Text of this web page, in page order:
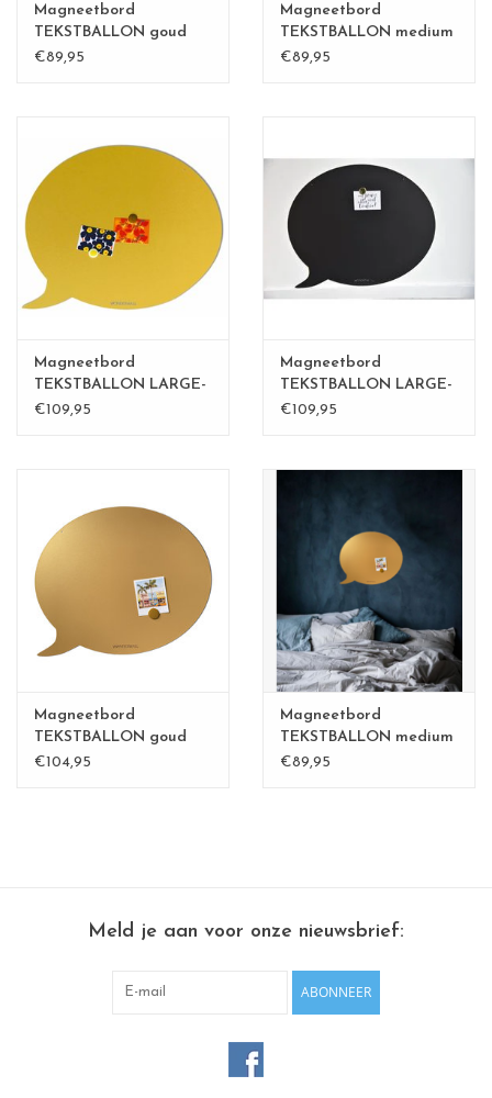
Magneetbord
TEKSTBALLON goud
€89,95
Magneetbord
TEKSTBALLON medium
ZWART
€89,95
Magneetbord
TEKSTBALLON LARGE-
zandgeel
€109,95
Magneetbord
TEKSTBALLON LARGE-
BLACK
€109,95
Magneetbord
TEKSTBALLON goud
Large
€104,95
Magneetbord
TEKSTBALLON medium
Goud -
€89,95
Meld je aan voor onze nieuwsbrief:
ABONNEER